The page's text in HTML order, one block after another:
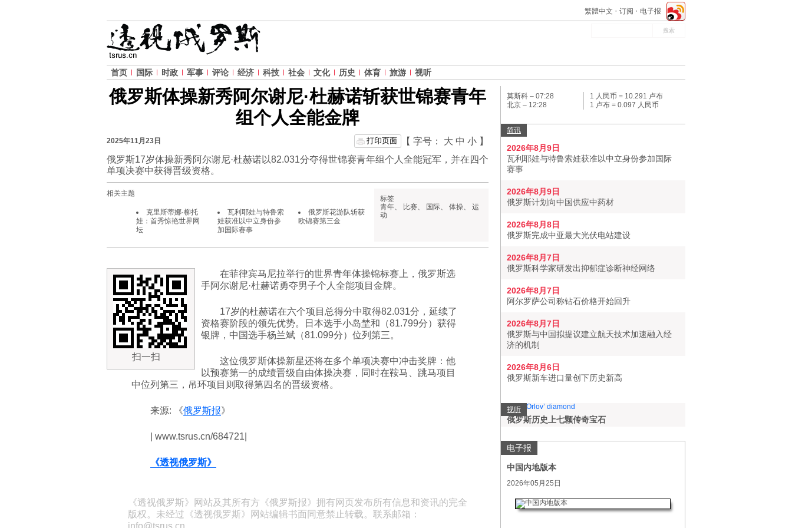
繁體中文 订阅 电子报
首页 国际 时政 军事 评论 经济 科技 社会 文化 历史 体育 旅游 视听
俄罗斯体操新秀阿尔谢尼·杜赫诺斩获世锦赛青年
组个人全能金牌
2025年11月23日 【 字号： 大 中 小 】
打印页面
俄罗斯17岁体操新秀阿尔谢尼·杜赫诺以82.031分夺得世锦赛青年组个人全能冠军，并在四个
单项决赛中获得晋级资格。
相关主题
克里斯蒂娜·柳托
娃：首秀惊艳世界网
坛
瓦利耶娃与特鲁索
娃获准以中立身份参
加国际赛事
俄罗斯花游队斩获
欧锦赛第三金
标签
青年、 比赛、 国际、 体操、 运
动
扫一扫
在菲律宾马尼拉举行的世界青年体操锦标赛上，俄罗斯选
手阿尔谢尼·杜赫诺勇夺男子个人全能项目金牌。
17岁的杜赫诺在六个项目总得分中取得82.031分，延续了
资格赛阶段的领先优势。日本选手小岛埜和（81.799分）获得
银牌，中国选手杨兰斌（81.099分）位列第三。
这位俄罗斯体操新星还将在多个单项决赛中冲击奖牌：他
以预赛第一的成绩晋级自由体操决赛，同时在鞍马、跳马项目
中位列第三，吊环项目则取得第四名的晋级资格。
来源: 《俄罗斯报》
| www.tsrus.cn/684721|
《透视俄罗斯》
《透视俄罗斯》网站及其所有方《俄罗斯报》拥有网页发布所有信息和资讯的完全
版权。未经过《透视俄罗斯》网站编辑书面同意禁止转载。联系邮箱：
info@tsrus.cn
莫斯科 – 07:28
北京 – 12:28
1 人民币 = 10.291 卢布
1 卢布 = 0.097 人民币
简讯
2026年8月9日
瓦利耶娃与特鲁索娃获准以中立身份参加国际
赛事
2026年8月9日
俄罗斯计划向中国供应中药材
2026年8月8日
俄罗斯完成中亚最大光伏电站建设
2026年8月7日
俄罗斯科学家研发出抑郁症诊断神经网络
2026年8月7日
阿尔罗萨公司称钻石价格开始回升
2026年8月7日
俄罗斯与中国拟提议建立航天技术加速融入经
济的机制
2026年8月6日
俄罗斯新车进口量创下历史新高
视听
俄罗斯历史上七颗传奇宝石
电子报
中国内地版本
2026年05月25日